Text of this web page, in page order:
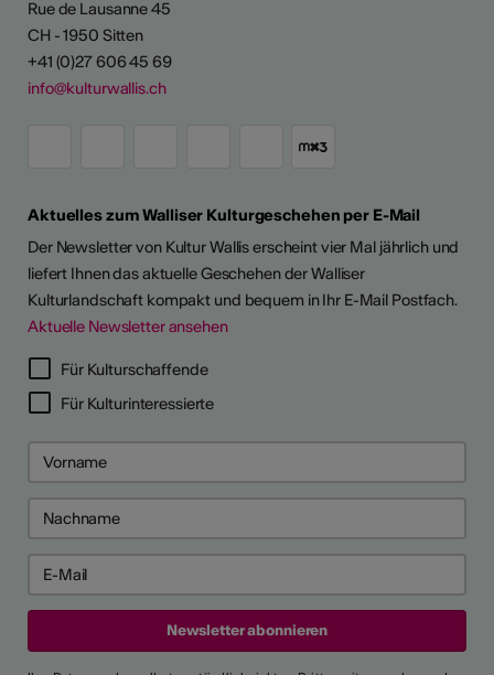
Rue de Lausanne 45
CH - 1950 Sitten
+41 (0)27 606 45 69
info@kulturwallis.ch
Aktuelles zum Walliser Kulturgeschehen per E-Mail
Der Newsletter von Kultur Wallis erscheint vier Mal jährlich und
liefert Ihnen das aktuelle Geschehen der Walliser
Kulturlandschaft kompakt und bequem in Ihr E-Mail Postfach.
Aktuelle Newsletter ansehen
Für Kulturschaffende
Für Kulturinteressierte